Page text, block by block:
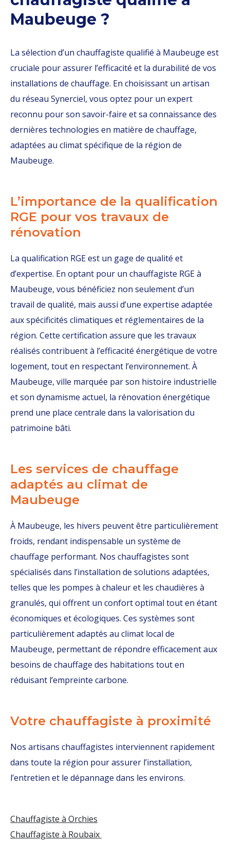
Maubeuge ?
La sélection d’un chauffagiste qualifié à Maubeuge est
cruciale pour assurer l’efficacité et la durabilité de vos
installations de chauffage. En choisissant un artisan
du réseau Synerciel, vous optez pour un expert
reconnu pour son savoir-faire et sa connaissance des
dernières technologies en matière de chauffage,
adaptées au climat spécifique de la région de
Maubeuge.
L’importance de la qualification
RGE pour vos travaux de
rénovation
La qualification RGE est un gage de qualité et
d’expertise. En optant pour un chauffagiste RGE à
Maubeuge, vous bénéficiez non seulement d’un
travail de qualité, mais aussi d’une expertise adaptée
aux spécificités climatiques et réglementaires de la
région. Cette certification assure que les travaux
réalisés contribuent à l’efficacité énergétique de votre
logement, tout en respectant l’environnement. À
Maubeuge, ville marquée par son histoire industrielle
et son dynamisme actuel, la rénovation énergétique
prend une place centrale dans la valorisation du
patrimoine bâti.
Les services de chauffage
adaptés au climat de
Maubeuge
À Maubeuge, les hivers peuvent être particulièrement
froids, rendant indispensable un système de
chauffage performant. Nos chauffagistes sont
spécialisés dans l’installation de solutions adaptées,
telles que les pompes à chaleur et les chaudières à
granulés, qui offrent un confort optimal tout en étant
économiques et écologiques. Ces systèmes sont
particulièrement adaptés au climat local de
Maubeuge, permettant de répondre efficacement aux
besoins de chauffage des habitations tout en
réduisant l’empreinte carbone.
Votre chauffagiste à proximité
Nos artisans chauffagistes interviennent rapidement
dans toute la région pour assurer l’installation,
l’entretien et le dépannage dans les environs.
Chauffagiste à Orchies
Chauffagiste à Roubaix